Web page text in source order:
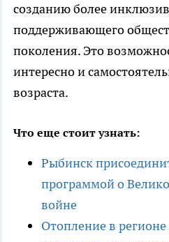
созданию более
поддерживающего
поколения. Это
интересно и
возраста.
Что еще стоит узнать:
Рыбинск
программой о
войне
Отопление в